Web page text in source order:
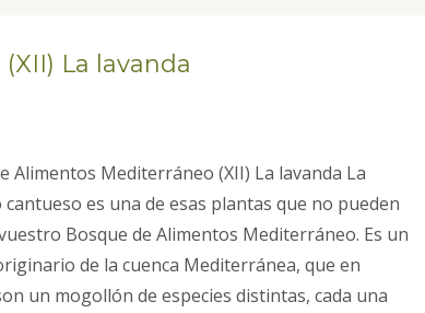
La lavanda
Alimentos Mediterráneo (XII) La lavanda La
cantueso es una de esas plantas que no pueden
Bosque de Alimentos Mediterráneo. Es un
de la cuenca Mediterránea, que en
un mogollón de especies distintas, cada una